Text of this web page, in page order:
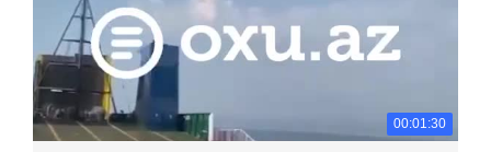
00:01:30